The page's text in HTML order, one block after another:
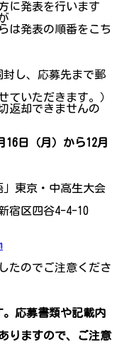
発表を行います
発表の順番をこち
し、応募先まで郵
いただきます。）
却できませんの
日（月）から12月
」東京・中高生大会
四谷4-4-10
ご注意くださ
応募書類や記載内
ますので、ご注意